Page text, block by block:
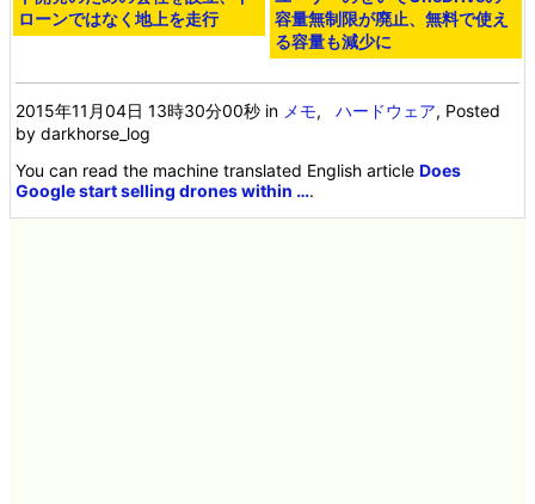
ローンではなく地上を走行
容量無制限が廃止、無料で使え
る容量も減少に
2015年11月04日 13時30分00秒 in メモ,ハードウェア, Posted
by darkhorse_log
You can read the machine translated English articleDoes
Google start selling drones within ….